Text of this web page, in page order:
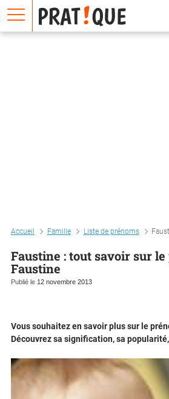
Accueil Famille Liste de prénoms
Faustine : tout savoir sur
Faustine
Publié le 12 novembre 2013
Vous souhaitez en savoir plus sur le
Découvrez sa signification, sa
E
m
a